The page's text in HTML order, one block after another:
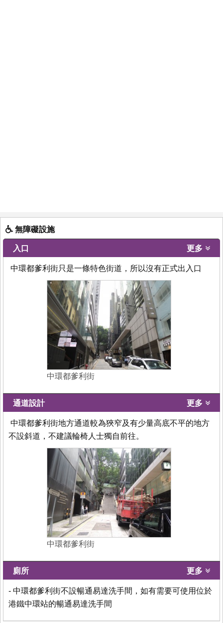
無障礙設施
入口 更多
中環都爹利街只是一條特色街道，所以沒有正式出入口
中環都爹利街
通道設計 更多
中環都爹利街地方通道較為狹窄及有少量高底不平的地方
不設斜道，不建議輪椅人士獨自前往。
中環都爹利街
廁所 更多
- 中環都爹利街不設暢通易達洗手間，如有需要可使用位於
港鐵中環站的暢通易達洗手間